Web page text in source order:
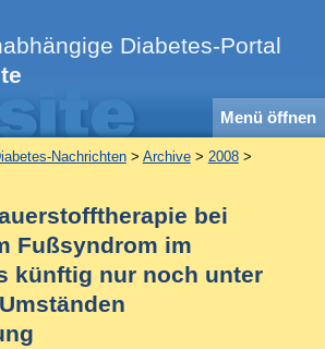
Diabetes-Portal
Menü öffnen
Nachrichten> Archive> 2008>
bei
Fußsyndrom im
künftig nur noch unter